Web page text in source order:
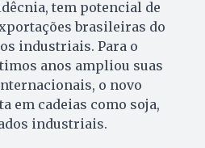
tem potencial de
brasileiras do
industriais. Para o
anos ampliou suas
o novo
em cadeias como soja,
industriais.